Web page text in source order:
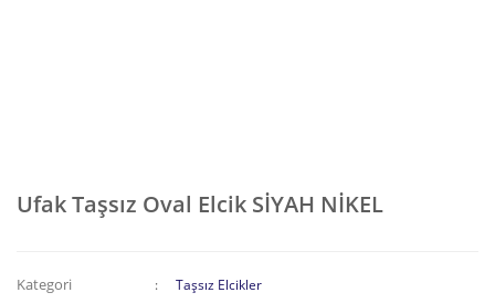
Ufak Taşsız Oval Elcik SİYAH NİKEL
Kategori Taşsız Elcikler